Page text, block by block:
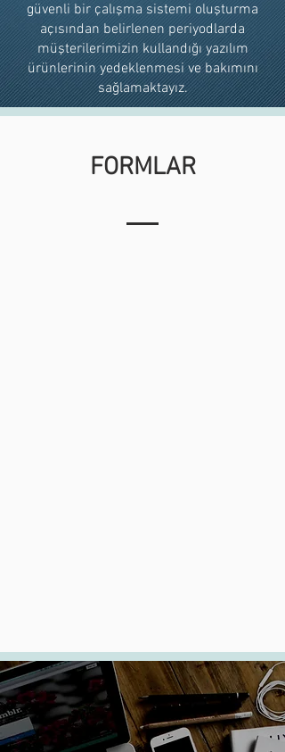
güvenli bir çalışma sistemi oluşturma
açısından belirlenen periyodlarda
müşterilerimizin kullandığı yazılım
ürünlerinin yedeklenmesi ve bakımını
sağlamaktayız.
FORMLAR